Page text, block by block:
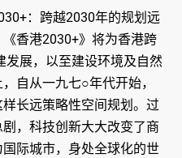
：跨越2030年的规划远
香港2030+》将为香港跨
发展，以至建设环境及自然
自从一九七○年代开始，
长远策略性空间规划。过
，科技创新大大改变了商
际城市，身处全球化的世